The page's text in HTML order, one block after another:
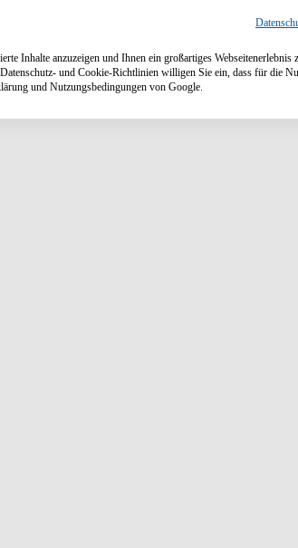
Inhalte anzuzeigen und Ihnen ein großartiges Webseitenerlebnis
und Cookie-Richtlinien willigen Sie ein, dass für die
und Nutzungsbedingungen von Google.